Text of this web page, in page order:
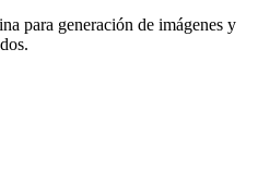
para generación de imágenes y